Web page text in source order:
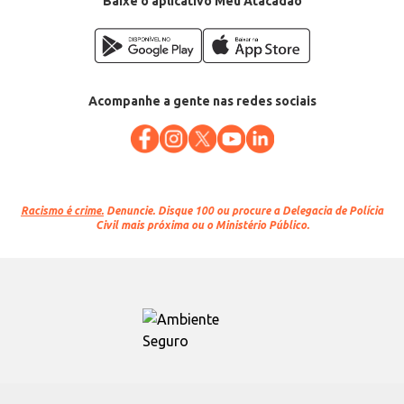
Acompanhe a gente nas redes sociais
Racismo é crime. Denuncie. Disque 100 ou procure a Delegacia de Polícia
Civil mais próxima ou o Ministério Público.